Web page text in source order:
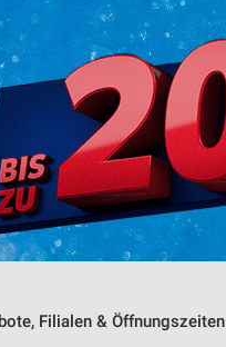
Filialen & Öffnungszeiten